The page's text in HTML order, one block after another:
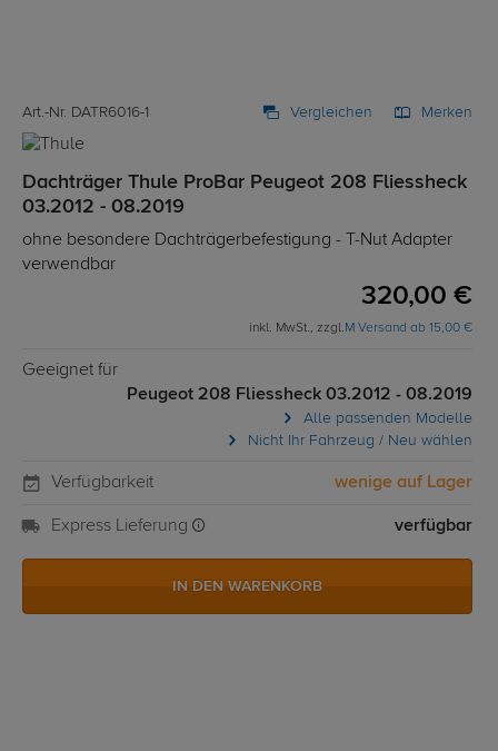
Art.-Nr. DATR6016-1 Vergleichen Merken
Dachträger Thule ProBar Peugeot 208 Fliessheck
03.2012 - 08.2019
ohne besondere Dachträgerbefestigung - T-Nut Adapter
verwendbar
320,00 €
inkl. MwSt., zzgl.M Versand ab 15,00 €
Geeignet für
Peugeot 208 Fliessheck 03.2012 - 08.2019
Alle passenden Modelle
Nicht Ihr Fahrzeug / Neu wählen
Verfügbarkeit wenige auf Lager
Express Lieferung verfügbar
IN DEN WARENKORB